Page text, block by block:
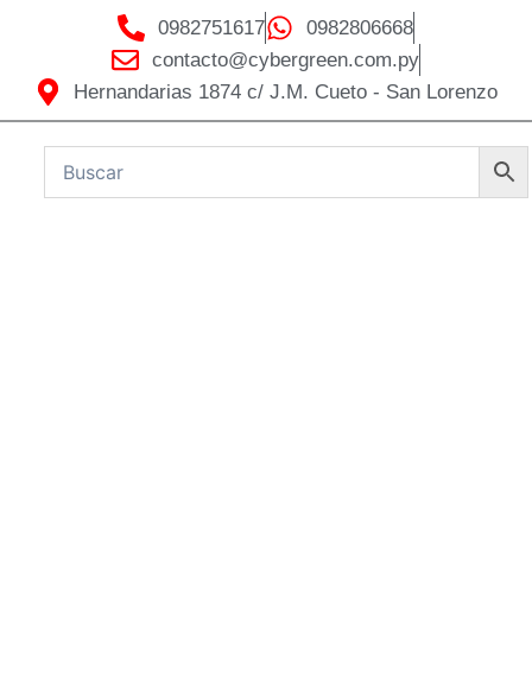
0982751617
0982806668
contacto@cybergreen.com.py
Hernandarias 1874 c/ J.M. Cueto - San Lorenzo